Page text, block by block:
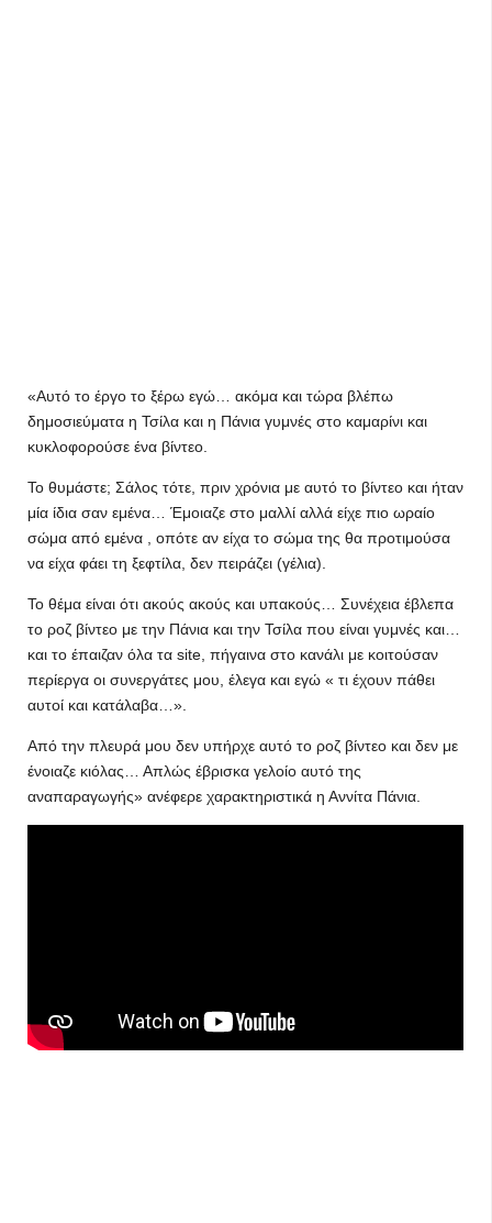
«Αυτό το έργο το ξέρω εγώ… ακόμα και τώρα βλέπω
δημοσιεύματα η Τσίλα και η Πάνια γυμνές στο καμαρίνι και
κυκλοφορούσε ένα βίντεο.
Το θυμάστε; Σάλος τότε, πριν χρόνια με αυτό το βίντεο και ήταν
μία ίδια σαν εμένα… Έμοιαζε στο μαλλί αλλά είχε πιο ωραίο
σώμα από εμένα , οπότε αν είχα το σώμα της θα προτιμούσα
να είχα φάει τη ξεφτίλα, δεν πειράζει (γέλια).
Το θέμα είναι ότι ακούς ακούς και υπακούς… Συνέχεια έβλεπα
το ροζ βίντεο με την Πάνια και την Τσίλα που είναι γυμνές και…
και το έπαιζαν όλα τα site, πήγαινα στο κανάλι με κοιτούσαν
περίεργα οι συνεργάτες μου, έλεγα και εγώ « τι έχουν πάθει
αυτοί και κατάλαβα…».
Από την πλευρά μου δεν υπήρχε αυτό το ροζ βίντεο και δεν με
ένοιαζε κιόλας… Απλώς έβρισκα γελοίο αυτό της
αναπαραγωγής» ανέφερε χαρακτηριστικά η Αννίτα Πάνια.